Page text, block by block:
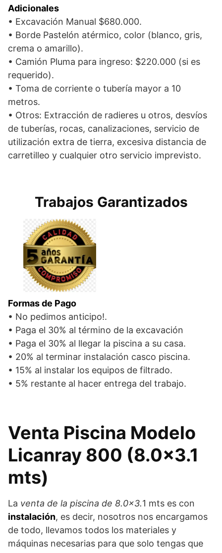
Adicionales
• Excavación Manual $680.000.
• Borde Pastelón atérmico, color (blanco, gris,
crema o amarillo).
• Camión Pluma para ingreso: $220.000 (si es
requerido).
• Toma de corriente o tubería mayor a 10
metros.
• Otros: Extracción de radieres u otros, desvíos
de tuberías, rocas, canalizaciones, servicio de
utilización extra de tierra, excesiva distancia de
carretilleo y cualquier otro servicio imprevisto.
Trabajos Garantizados
Formas de Pago
• No pedimos anticipo!.
• Paga el 30% al término de la excavación
• Paga el 30% al llegar la piscina a su casa.
• 20% al terminar instalación casco piscina.
• 15% al instalar los equipos de filtrado.
• 5% restante al hacer entrega del trabajo.
Venta Piscina Modelo
Licanray 800 (8.0×3.1
mts)
La venta de la piscina de 8.0×3.1 mts es con
instalación, es decir, nosotros nos encargamos
de todo, llevamos todos los materiales y
máquinas necesarias para que solo tengas que